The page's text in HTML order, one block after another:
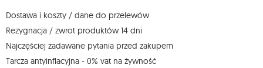
Więcej informacji: www.mouton.pl/ODO
Dostawa i koszty / dane do przelewów
Rezygnacja / zwrot produktów 14 dni
Najczęściej zadawane pytania przed zakupem
Tarcza antyinflacyjna - 0% vat na żywność